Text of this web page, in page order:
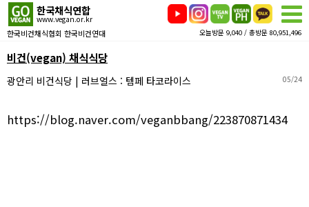
한국채식연합
www.vegan.or.kr
한국비건채식협회 한국비건연대 오늘방문 9,040 / 총방문 80,951,496
비건(vegan) 채식식당
광안리 비건식당 | 러브얼스 : 템페 타코라이스 05/24
https://blog.naver.com/veganbbang/223870871434